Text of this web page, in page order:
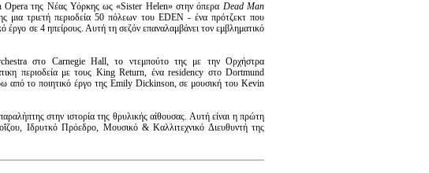
Opera της Νέας Υόρκης ως «Sister Helen» στην όπερα Dead Man
τριετή περιοδεία 50 πόλεων του EDEN - ένα πρότζεκτ που
έργο σε 4 ηπείρους. Αυτή τη σεζόν επαναλαμβάνει τον εμβληματικό
στο Carnegie Hall, το ντεμπούτο της με την Ορχήστρα
περιοδεία με τους King Return, ένα residency στο Dortmund
από το ποιητικό έργο της Emily Dickinson, σε μουσική του Kevin
στην ιστορία της θρυλικής αίθουσας. Αυτή είναι η πρώτη
Ιδρυτκό Πρὀεδρο, Μουσικό & Καλλιτεχνικό Διευθυντή της